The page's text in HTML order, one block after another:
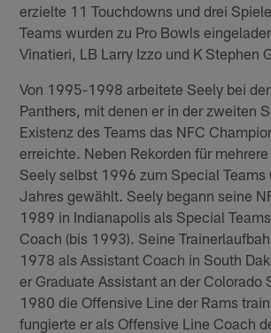
erzielte 11 Touchdowns und drei
Teams wurden zu Pro Bowls
Vinatieri, LB Larry Izzo und K Stephen
Von 1995-1998 arbeitete Seely bei
Panthers, mit denen er in der zweiten
Existenz des Teams das NFC
erreichte. Neben Rekorden für
Seely selbst 1996 zum Special Teams
Jahres gewählt. Seely begann seine
1989 in Indianapolis als Special
Coach (bis 1993). Seine
1978 als Assistant Coach in South
er Graduate Assistant an der Colorado
1980 die Offensive Line der Rams
fungierte er als Offensive Line Coach